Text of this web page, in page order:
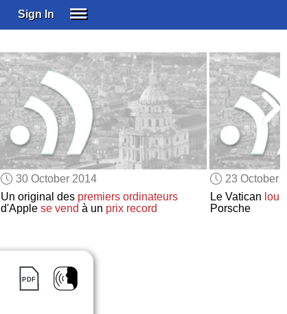
Sign In
SUBSCRIBE
EDUCATIONAL LICENSES
GIFT CARDS
OTHER LANGUAGES
ABOUT US
ALEXA
ADJUST COLORS
30 October 2014
Un original des premiers ordinateurs
d'Apple se vend à un prix record
23 October
Le Vatican loue
Porsche